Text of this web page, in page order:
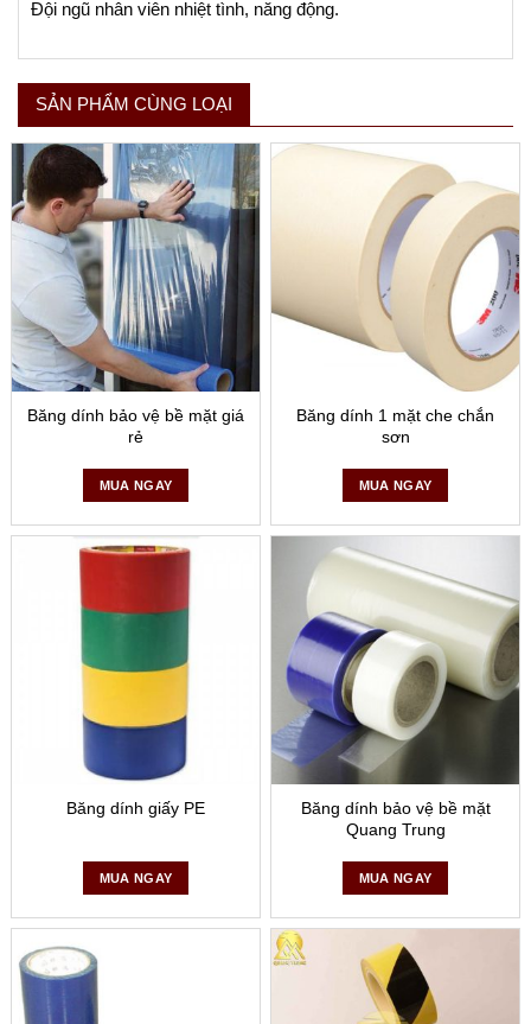
Đội ngũ nhân viên nhiệt tình, năng động.
SẢN PHẨM CÙNG LOẠI
Băng dính bảo vệ bề mặt giá
rẻ
MUA NGAY
Băng dính 1 mặt che chắn
sơn
MUA NGAY
Băng dính giấy PE
MUA NGAY
Băng dính bảo vệ bề mặt
Quang Trung
MUA NGAY